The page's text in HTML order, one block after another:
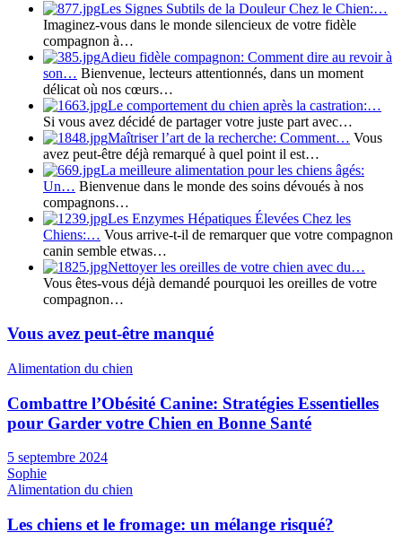
Les Signes Subtils de la Douleur Chez le Chien:…
Imaginez-vous dans le monde silencieux de votre fidèle
compagnon à…
Adieu fidèle compagnon: Comment dire au revoir à
son… Bienvenue, lecteurs attentionnés, dans un moment
délicat où nos cœurs…
Le comportement du chien après la castration:…
Si vous avez décidé de partager votre juste part avec…
Maîtriser l’art de la recherche: Comment… Vous
avez peut-être déjà remarqué à quel point il est…
La meilleure alimentation pour les chiens âgés:
Un… Bienvenue dans le monde des soins dévoués à nos
compagnons…
Les Enzymes Hépatiques Élevées Chez les
Chiens:… Vous arrive-t-il de remarquer que votre compagnon
canin semble etwas…
Nettoyer les oreilles de votre chien avec du…
Vous êtes-vous déjà demandé pourquoi les oreilles de votre
compagnon…
Vous avez peut-être manqué
Alimentation du chien
Combattre l’Obésité Canine: Stratégies Essentielles
pour Garder votre Chien en Bonne Santé
5 septembre 2024
Sophie
Alimentation du chien
Les chiens et le fromage: un mélange risqué?